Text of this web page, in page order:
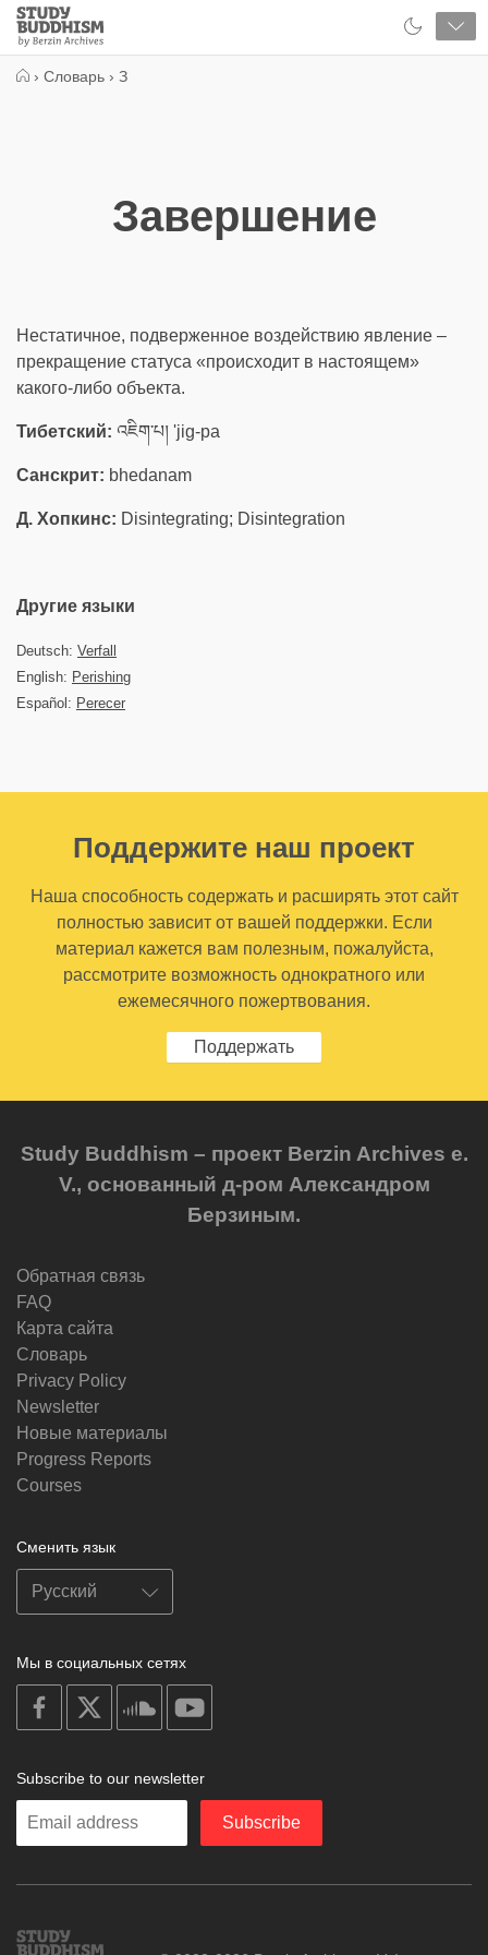
Close
Study
Buddhism
› Словарь › З
Завершение
Нестатичное, подверженное воздействию явление –
прекращение статуса «происходит в настоящем»
какого-либо объекта.
Тибетский: འཇིག་པ། 'jig-pa
Санскрит: bhedanam
Д. Хопкинс: Disintegrating; Disintegration
Другие языки
Deutsch: Verfall
English: Perishing
Español: Perecer
Поддержите наш проект
Наша способность содержать и расширять этот сайт
полностью зависит от вашей поддержки. Если
материал кажется вам полезным, пожалуйста,
рассмотрите возможность однократного или
ежемесячного пожертвования.
Поддержать
Study Buddhism – проект Berzin Archives e.
V., основанный д-ром Александром
Берзиным.
Обратная связь
FAQ
Карта сайта
Словарь
Privacy Policy
Newsletter
Новые материалы
Progress Reports
Courses
Сменить язык
Мы в социальных сетях
on
facebook
soundcloud
Subscribe to our newsletter
Enter
Subscribe
Study